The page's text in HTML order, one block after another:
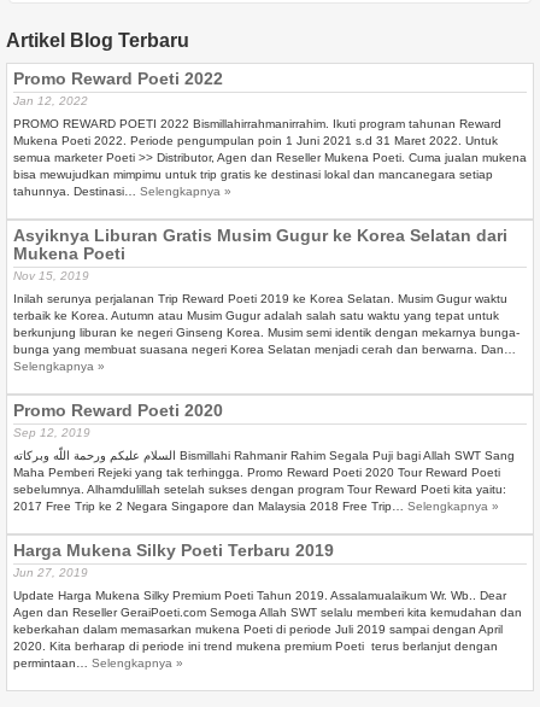
Artikel Blog Terbaru
Promo Reward Poeti 2022
Jan 12, 2022
PROMO REWARD POETI 2022 Bismillahirrahmanirrahim. Ikuti program tahunan Reward
Mukena Poeti 2022. Periode pengumpulan poin 1 Juni 2021 s.d 31 Maret 2022. Untuk
semua marketer Poeti >> Distributor, Agen dan Reseller Mukena Poeti. Cuma jualan mukena
bisa mewujudkan mimpimu untuk trip gratis ke destinasi lokal dan mancanegara setiap
tahunnya. Destinasi… Selengkapnya »
Asyiknya Liburan Gratis Musim Gugur ke Korea Selatan dari
Mukena Poeti
Nov 15, 2019
Inilah serunya perjalanan Trip Reward Poeti 2019 ke Korea Selatan. Musim Gugur waktu
terbaik ke Korea. Autumn atau Musim Gugur adalah salah satu waktu yang tepat untuk
berkunjung liburan ke negeri Ginseng Korea. Musim semi identik dengan mekarnya bunga-
bunga yang membuat suasana negeri Korea Selatan menjadi cerah dan berwarna. Dan…
Selengkapnya »
Promo Reward Poeti 2020
Sep 12, 2019
السلام عليكم ورحمة اللّه وبركاته Bismillahi Rahmanir Rahim Segala Puji bagi Allah SWT Sang
Maha Pemberi Rejeki yang tak terhingga. Promo Reward Poeti 2020 Tour Reward Poeti
sebelumnya. Alhamdulillah setelah sukses dengan program Tour Reward Poeti kita yaitu:
2017 Free Trip ke 2 Negara Singapore dan Malaysia 2018 Free Trip… Selengkapnya »
Harga Mukena Silky Poeti Terbaru 2019
Jun 27, 2019
Update Harga Mukena Silky Premium Poeti Tahun 2019. Assalamualaikum Wr. Wb.. Dear
Agen dan Reseller GeraiPoeti.com Semoga Allah SWT selalu memberi kita kemudahan dan
keberkahan dalam memasarkan mukena Poeti di periode Juli 2019 sampai dengan April
2020. Kita berharap di periode ini trend mukena premium Poeti terus berlanjut dengan
permintaan… Selengkapnya »